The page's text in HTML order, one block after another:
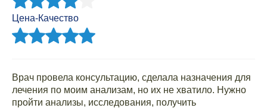
Цена-Качество
Врач провела консультацию, сделала назначения для
лечения по моим анализам, но их не хватило. Нужно
пройти анализы, исследования, получить